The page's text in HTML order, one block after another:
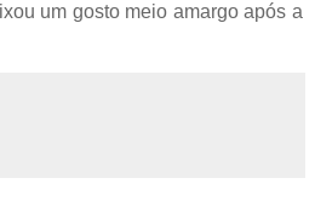
um gosto meio amargo após a